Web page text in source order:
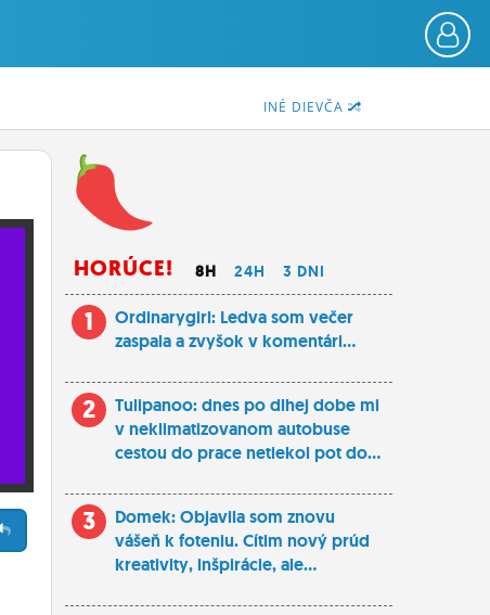
INÉ DIEVČA
HORÚCE! 8H 24H 3 DNI
1
Ordinarygirl: Ledva som večer
zaspala a zvyšok v komentári...
2
Tulipanoo: dnes po dlhej dobe mi
v neklimatizovanom autobuse
cestou do prace netiekol pot do...
3
Domek: Objavila som znovu
vášeň k foteniu. Cítim nový prúd
kreativity, inšpirácie, ale...